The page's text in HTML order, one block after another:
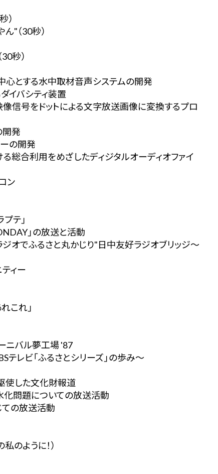
）
"（30秒）
秒）
とする水中取材音声システムの開発
イバシティ装置
信号をドットによる文字放送画像に変換するプロ
開発
の開発
総合利用をめざしたディジタルオーディオファイ
ン
テ」
」の放送と活動
オでふるさと丸かじり"日中友好ラジオブリッジ～
ィー
これ」
ニバル夢工場 '87
レビ「ふるさとシリーズ」の歩み～
使した文化財報道
問題についての放送活動
ての放送活動
のように！）